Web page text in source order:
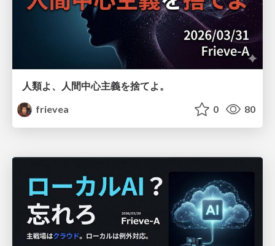
人類よ、人間中心主義を捨てよ。
frievea
0 80